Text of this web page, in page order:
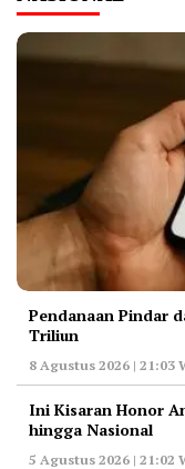
Pendanaan Pindar
Triliun
8 Agustus 2026 | 21:03
Ini Kisaran Honor
hingga Nasional
5 Agustus 2026 | 21:02